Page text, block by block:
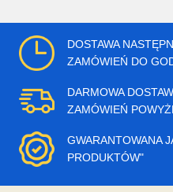
DOSTAWA
ZAMÓWIEŃ DO
DARMOWA
ZAMÓWIEŃ
GWARANTOWANA
PRODUKTÓW"